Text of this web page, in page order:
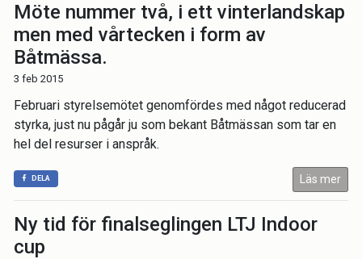
Möte nummer två, i ett vinterlandskap
men med vårtecken i form av
Båtmässa.
3 feb 2015
Februari styrelsemötet genomfördes med något reducerad
styrka, just nu pågår ju som bekant Båtmässan som tar en
hel del resurser i anspråk.
DELA Läs mer
Ny tid för finalseglingen LTJ Indoor
cup